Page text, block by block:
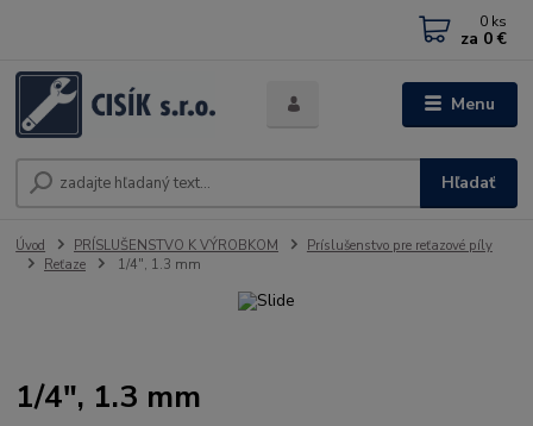
Menu
Hľadať
0 ks
za 0 €
Úvod PRÍSLUŠENSTVO K VÝROBKOM
Príslušenstvo pre reťazové píly
Reťaze
1/4", 1.3 mm
1/4", 1.3 mm